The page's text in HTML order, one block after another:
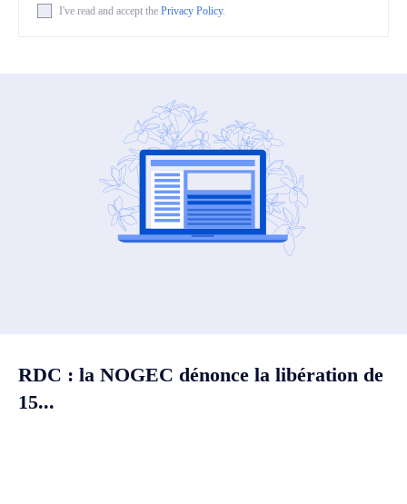
I've read and accept the Privacy Policy.
RDC : la NOGEC dénonce la libération de
15...